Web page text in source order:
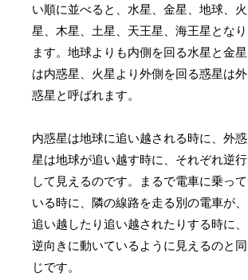
い順に並べると、水星、金星、地球、火
星、木星、土星、天王星、海王星となり
ます。地球よりも内側を回る水星と金星
は内惑星、火星より外側を回る惑星は外
惑星と呼ばれます。
内惑星は地球に追い越される時に、外惑
星は地球が追い越す時に、それぞれ逆行
して見えるのです。まるで電車に乗って
いる時に、隣の線路を走る別の電車が、
追い越したり追い越されたりする時に、
逆向きに動いているように見えるのと同
じです。